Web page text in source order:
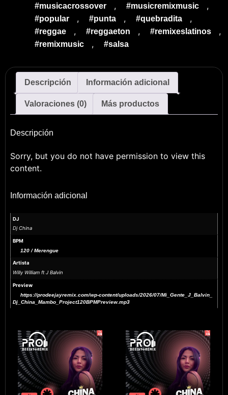
#musicacrossover , #musicremixmusic ,
#popular , #punta , #quebradita ,
#reggae , #reggaeton , #remixeslatinos ,
#remixmusic , #salsa
Descripción Información adicional
Valoraciones (0) Más productos
Descripción
Sorry, but you do not have permission to view this
content.
Información adicional
DJ
Dj China
BPM
120 / Merengue
Artista
Willy William ft J Balvin
Preview
https://prodeejayremix.com/wp-content/uploads/2026/07/Mi_Gente_J_Balvin_
Dj_China_Mambo_Project120BPMPreview.mp3